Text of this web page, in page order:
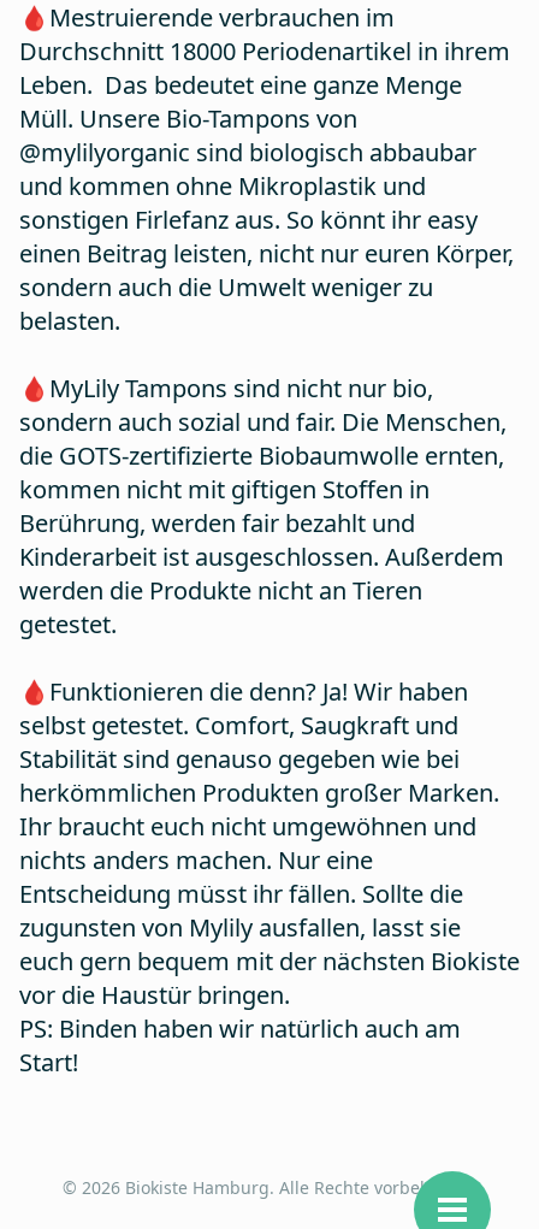
🩸Mestruierende verbrauchen im
Durchschnitt 18000 Periodenartikel in ihrem
Leben. Das bedeutet eine ganze Menge
Müll. Unsere Bio-Tampons von
@mylilyorganic sind biologisch abbaubar
und kommen ohne Mikroplastik und
sonstigen Firlefanz aus. So könnt ihr easy
einen Beitrag leisten, nicht nur euren Körper,
sondern auch die Umwelt weniger zu
belasten.
🩸MyLily Tampons sind nicht nur bio,
sondern auch sozial und fair. Die Menschen,
die GOTS-zertifizierte Biobaumwolle ernten,
kommen nicht mit giftigen Stoffen in
Berührung, werden fair bezahlt und
Kinderarbeit ist ausgeschlossen. Außerdem
werden die Produkte nicht an Tieren
getestet.
🩸Funktionieren die denn? Ja! Wir haben
selbst getestet. Comfort, Saugkraft und
Stabilität sind genauso gegeben wie bei
herkömmlichen Produkten großer Marken.
Ihr braucht euch nicht umgewöhnen und
nichts anders machen. Nur eine
Entscheidung müsst ihr fällen. Sollte die
zugunsten von Mylily ausfallen, lasst sie
euch gern bequem mit der nächsten Biokiste
vor die Haustür bringen.
PS: Binden haben wir natürlich auch am
Start!
© 2026 Biokiste Hamburg. Alle Rechte vorbehalten.